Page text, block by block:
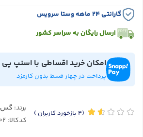
گارانتی ۲۴ ماهه وستا سرویس
ارسال رایگان به سراسر کشور
امکان خرید اقساطی با اسنپ پی
پرداخت در چهار قسط بدون کارمزد
(4 بازخورد کاربران ) برند: گس
کدکالا: